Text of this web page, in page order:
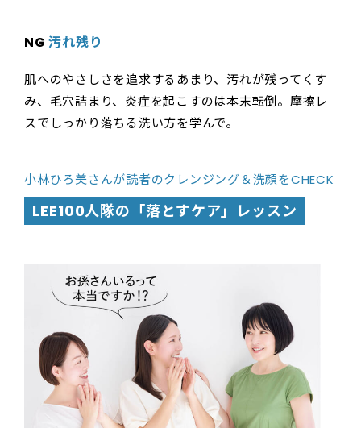
NG汚れ残り
肌へのやさしさを追求するあまり、汚れが残ってくす
み、毛穴詰まり、炎症を起こすのは本末転倒。摩擦レ
スでしっかり落ちる洗い方を学んで。
小林ひろ美さんが読者のクレンジング＆洗顔をCHECK
LEE100人隊の「落とすケア」レッスン